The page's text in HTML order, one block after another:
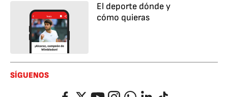
El deporte dónde y
cómo quieras
SÍGUENOS
FacebookTwitterYouTubeInstagramWhatsappLinkedIn
TikTok